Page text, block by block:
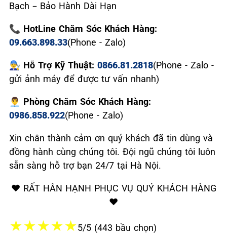
Bạch – Bảo Hành Dài Hạn
📞 HotLine Chăm Sóc Khách Hàng:
09.663.898.33(Phone - Zalo)
👨‍🔧 Hỗ Trợ Kỹ Thuật: 0866.81.2818(Phone - Zalo -
gửi ảnh máy để được tư vấn nhanh)
👨‍💼 Phòng Chăm Sóc Khách Hàng:
0986.858.922(Phone - Zalo)
Xin chân thành cảm ơn quý khách đã tin dùng và
đồng hành cùng chúng tôi. Đội ngũ chúng tôi luôn
sẵn sàng hỗ trợ bạn 24/7 tại Hà Nội.
❤️ RẤT HÂN HẠNH PHỤC VỤ QUÝ KHÁCH HÀNG
❤️
★★★★★5/5 (443 bầu chọn)